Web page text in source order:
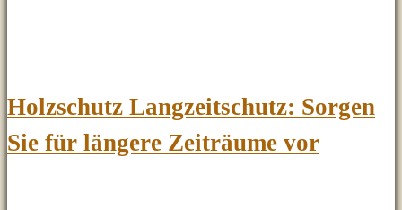
Holzschutz Langzeitschutz: Sorgen
Sie für längere Zeiträume vor